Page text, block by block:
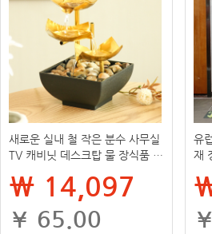
새로운 실내 철 작은 분수 사무실
TV 캐비닛 데스크탑 물 장식품 창
₩ 14,097
¥ 65.00
유
재